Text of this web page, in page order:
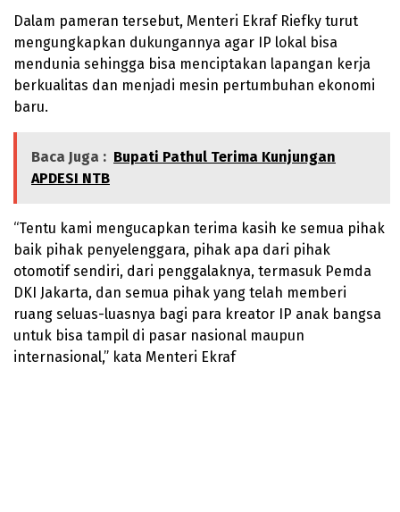
Dalam pameran tersebut, Menteri Ekraf Riefky turut
mengungkapkan dukungannya agar IP lokal bisa
mendunia sehingga bisa menciptakan lapangan kerja
berkualitas dan menjadi mesin pertumbuhan ekonomi
baru.
Baca Juga : Bupati Pathul Terima Kunjungan
APDESI NTB
“Tentu kami mengucapkan terima kasih ke semua pihak
baik pihak penyelenggara, pihak apa dari pihak
otomotif sendiri, dari penggalaknya, termasuk Pemda
DKI Jakarta, dan semua pihak yang telah memberi
ruang seluas-luasnya bagi para kreator IP anak bangsa
untuk bisa tampil di pasar nasional maupun
internasional,” kata Menteri Ekraf